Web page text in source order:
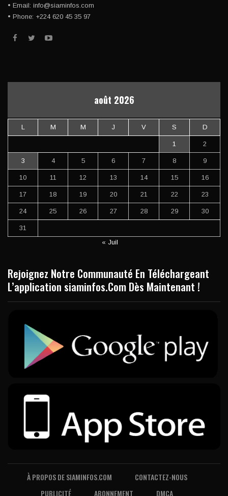
• Email: info@siaminfos.com
• Phone: +224 620 45 35 97
août 2026
L M M J V S D
1 2
3 4 5 6 7 8 9
10 11 12 13 14 15 16
17 18 19 20 21 22 23
24 25 26 27 28 29 30
31
« Juil
Rejoignez Notre Communauté En Téléchargeant
L’application siaminfos.Com Dès Maintenant !
À PROPOS DE SIAMINFOS.COM
CONTACTEZ-NOUS
PUBLICITÉ
ABONNEMENT DMCA